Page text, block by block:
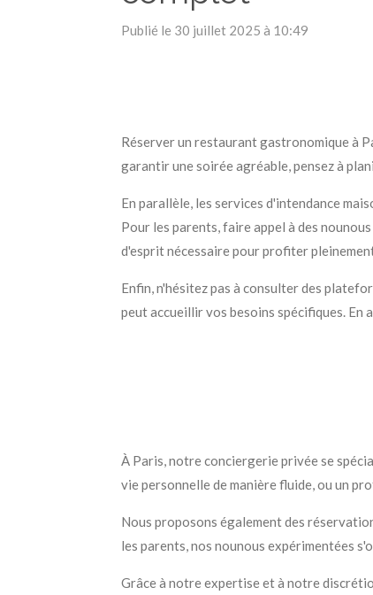
Publié le 30 juillet 2025 à 10:49
Réserver un restaurant gastronomique à
garantir une soirée agréable, pensez à
En parallèle, les services d'intendance
Pour les parents, faire appel à des
d'esprit nécessaire pour profiter
Enfin, n'hésitez pas à consulter des
peut accueillir vos besoins spécifiques. En
À Paris, notre conciergerie privée se
vie personnelle de manière fluide, ou un
Nous proposons également des
les parents, nos nounous expérimentées
Grâce à notre expertise et à notre